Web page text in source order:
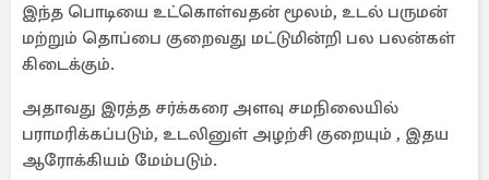
இந்த பொடியை உட்கொள்வதன் மூலம், உடல் பருமன்
மற்றும் தொப்பை குறைவது மட்டுமின்றி பல பலன்கள்
கிடைக்கும்.
அதாவது இரத்த சர்க்கரை அளவு சமநிலையில்
பராமரிக்கப்படும், உடலினுள் அழற்சி குறையும் , இதய
ஆரோக்கியம் மேம்படும்.